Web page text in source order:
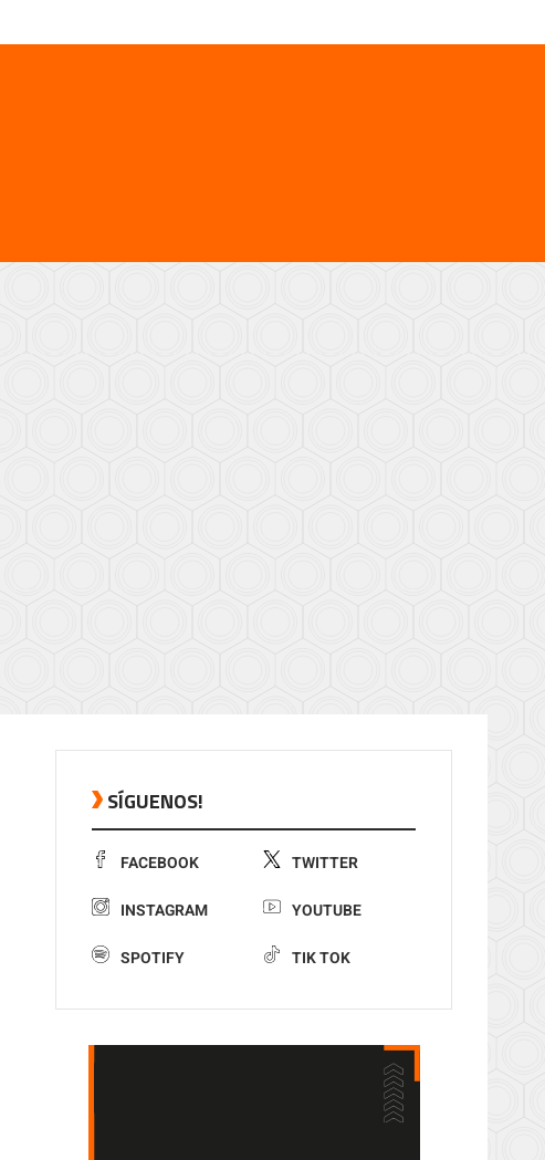
SÍGUENOS!
FACEBOOK TWITTER
INSTAGRAM YOUTUBE
SPOTIFY TIK TOK